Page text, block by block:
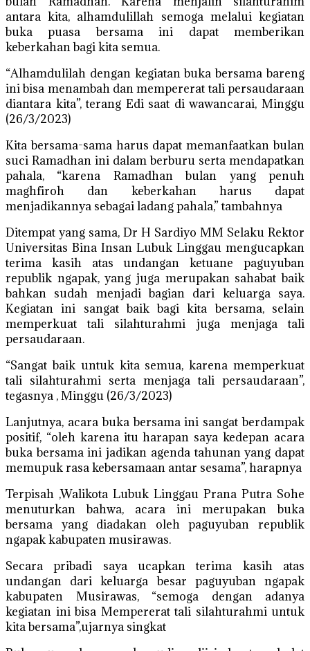
antara kita, alhamdulillah semoga melalui kegiatan
buka puasa bersama ini dapat memberikan
keberkahan bagi kita semua.
“Alhamdulilah dengan kegiatan buka bersama bareng
ini bisa menambah dan mempererat tali persaudaraan
diantara kita”, terang Edi saat di wawancarai, Minggu
(26/3/2023)
Kita bersama-sama harus dapat memanfaatkan bulan
suci Ramadhan ini dalam berburu serta mendapatkan
pahala, “karena Ramadhan bulan yang penuh
maghfiroh dan keberkahan harus dapat
menjadikannya sebagai ladang pahala,” tambahnya
Ditempat yang sama, Dr H Sardiyo MM Selaku Rektor
Universitas Bina Insan Lubuk Linggau mengucapkan
terima kasih atas undangan ketuane paguyuban
republik ngapak, yang juga merupakan sahabat baik
bahkan sudah menjadi bagian dari keluarga saya.
Kegiatan ini sangat baik bagi kita bersama, selain
memperkuat tali silahturahmi juga menjaga tali
persaudaraan.
“Sangat baik untuk kita semua, karena memperkuat
tali silahturahmi serta menjaga tali persaudaraan”,
tegasnya , Minggu (26/3/2023)
Lanjutnya, acara buka bersama ini sangat berdampak
positif, “oleh karena itu harapan saya kedepan acara
buka bersama ini jadikan agenda tahunan yang dapat
memupuk rasa kebersamaan antar sesama”, harapnya
Terpisah ,Walikota Lubuk Linggau Prana Putra Sohe
menuturkan bahwa, acara ini merupakan buka
bersama yang diadakan oleh paguyuban republik
ngapak kabupaten musirawas.
Secara pribadi saya ucapkan terima kasih atas
undangan dari keluarga besar paguyuban ngapak
kabupaten Musirawas, “semoga dengan adanya
kegiatan ini bisa Mempererat tali silahturahmi untuk
kita bersama”,ujarnya singkat